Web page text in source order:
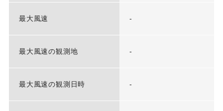
最大風速 -
最大風速の観測地 -
最大風速の観測日時 -